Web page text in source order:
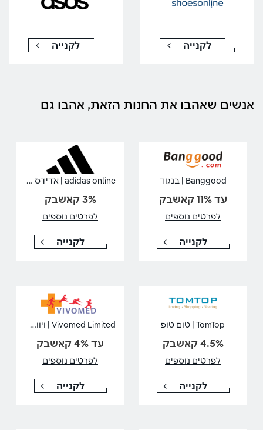
לקנייה לקנייה
אנשים שאהבו את החנות הזאת, אהבו גם
Banggood | בנגוד
עד 11% קאשבק
לפרטים נוספים
לקנייה
adidas online | אדידס אונליין
3% קאשבק
לפרטים נוספים
לקנייה
TomTop | טום טופ
4.5% קאשבק
לפרטים נוספים
לקנייה
Vivomed Limited | ויוומד לימיטד
עד 4% קאשבק
לפרטים נוספים
לקנייה